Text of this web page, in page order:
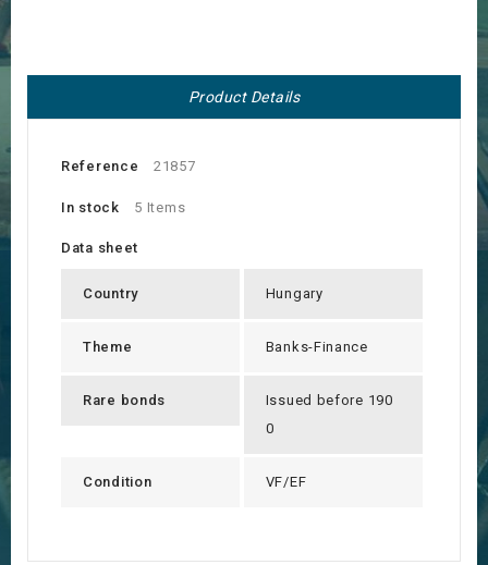
Product Details
Reference 21857
In stock 5 Items
Data sheet
Country Hungary
Theme Banks-Finance
Rare bonds
Issued before 190
0
Condition VF/EF